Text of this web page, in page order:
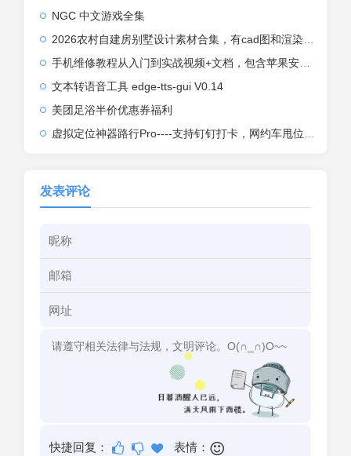
NGC 中文游戏全集
2026农村自建房别墅设计素材合集，有cad图和渲染效果图
手机维修教程从入门到实战视频+文档，包含苹果安装系列
文本转语音工具 edge-tts-gui V0.14
美团足浴半价优惠券福利
虚拟定位神器路行Pro----支持钉钉打卡，网约车甩位，外卖骑手甩位
发表评论
快捷回复： 表情：